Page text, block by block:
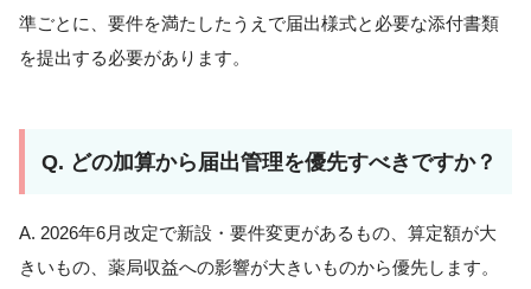
準ごとに、要件を満たしたうえで届出様式と必要な添付書類
を提出する必要があります。
Q. どの加算から届出管理を優先すべきですか？
A. 2026年6月改定で新設・要件変更があるもの、算定額が大
きいもの、薬局収益への影響が大きいものから優先します。